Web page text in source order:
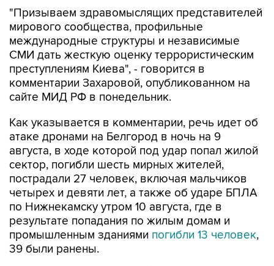
"Призываем здравомыслящих представителей
мирового сообщества, профильные
международные структуры и независимые
СМИ дать жесткую оценку террористическим
преступлениям Киева", - говорится в
комментарии Захаровой, опубликованном на
сайте МИД РФ в понедельник.
Как указывается в комментарии, речь идет об
атаке дронами на Белгород в ночь на 9
августа, в ходе которой под удар попал жилой
сектор, погибли шесть мирных жителей,
пострадали 27 человек, включая мальчиков
четырех и девяти лет, а также об ударе БПЛА
по Нижнекамску утром 10 августа, где в
результате попадания по жилым домам и
промышленным зданиями погибли 13 человек,
39 были ранены.